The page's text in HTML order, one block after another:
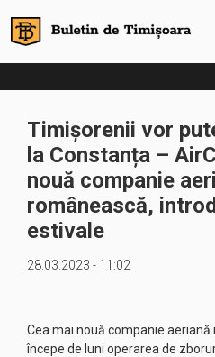
Timișorenii vor
la Constanța –
nouă companie
românească,
estivale
28.03.2023 - 11:02
Cea mai nouă companie
începe de luni operarea de